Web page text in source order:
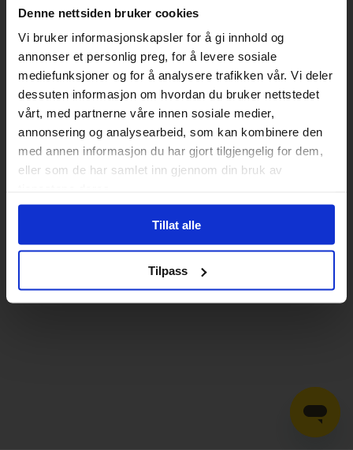
Denne nettsiden bruker cookies
Vi bruker informasjonskapsler for å gi innhold og
annonser et personlig preg, for å levere sosiale
mediefunksjoner og for å analysere trafikken vår. Vi deler
dessuten informasjon om hvordan du bruker nettstedet
vårt, med partnerne våre innen sosiale medier,
annonsering og analysearbeid, som kan kombinere den
med annen informasjon du har gjort tilgjengelig for dem,
eller som de har samlet inn gjennom din bruk av
Tillat alle
Tilpass